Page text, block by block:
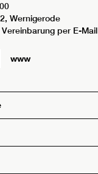
Wernigerode
per E-Mail
www